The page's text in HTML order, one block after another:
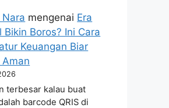
mengenai Era
Bikin Boros? Ini Cara
Keuangan Biar
terbesar kalau buat
barcode QRIS di